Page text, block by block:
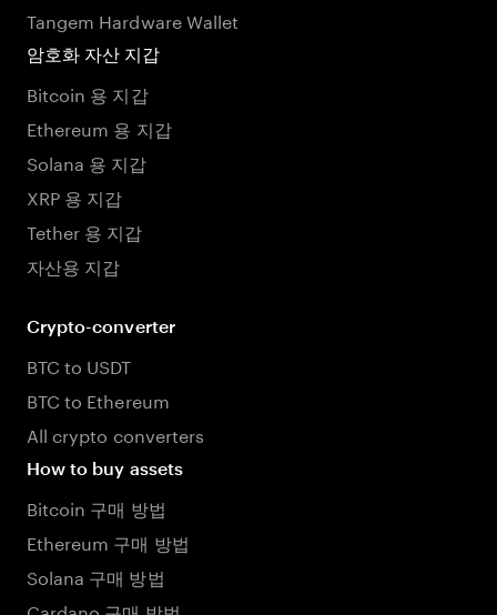
Tangem Hardware Wallet
암호화 자산 지갑
Bitcoin 용 지갑
Ethereum 용 지갑
Solana 용 지갑
XRP 용 지갑
Tether 용 지갑
자산용 지갑
Crypto-converter
BTC to USDT
BTC to Ethereum
All crypto converters
How to buy assets
Bitcoin 구매 방법
Ethereum 구매 방법
Solana 구매 방법